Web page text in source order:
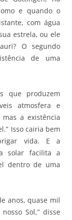
e quando o
com água
estrela, ou ele
O segundo
de uma
que produzem
atmosfera e
mas a existência
Isso cairia bem
vida. E a
solar facilita a
dentro de uma
anos, quase mil
Sol,” disse